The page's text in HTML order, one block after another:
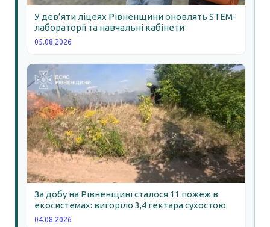
У дев’яти ліцеях Рівненщини оновлять STEM-
лабораторії та навчальні кабінети
05.08.2026
За добу на Рівненщині сталося 11 пожеж в
екосистемах: вигоріло 3,4 гектара сухостою
04.08.2026